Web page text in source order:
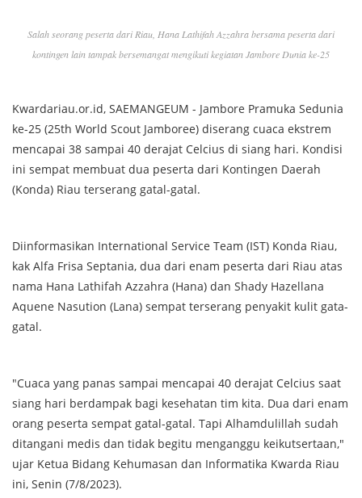
Salah seorang peserta dari Riau, Hana Lathifah Azzahra bersama peserta dari
kontingen lain tampak bersemangat mengikuti kegiatan Jambore Dunia ke-25
Kwardariau.or.id, SAEMANGEUM - Jambore Pramuka Sedunia
ke-25 (25th World Scout Jamboree) diserang cuaca ekstrem
mencapai 38 sampai 40 derajat Celcius di siang hari. Kondisi
ini sempat membuat dua peserta dari Kontingen Daerah
(Konda) Riau terserang gatal-gatal.
Diinformasikan International Service Team (IST) Konda Riau,
kak Alfa Frisa Septania, dua dari enam peserta dari Riau atas
nama Hana Lathifah Azzahra (Hana) dan Shady Hazellana
Aquene Nasution (Lana) sempat terserang penyakit kulit gata-
gatal.
"Cuaca yang panas sampai mencapai 40 derajat Celcius saat
siang hari berdampak bagi kesehatan tim kita. Dua dari enam
orang peserta sempat gatal-gatal. Tapi Alhamdulillah sudah
ditangani medis dan tidak begitu menganggu keikutsertaan,"
ujar Ketua Bidang Kehumasan dan Informatika Kwarda Riau
ini, Senin (7/8/2023).